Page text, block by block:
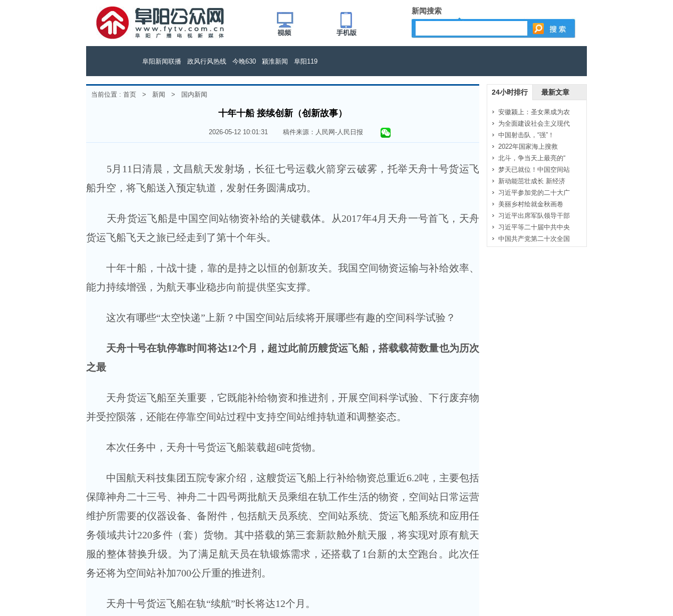
新闻搜索
阜阳新闻联播 政风行风热线 今晚630 颍淮新闻 阜阳119
当前位置 : 首页 > 新闻 > 国内新闻
十年十船 接续创新（创新故事）
2026-05-12 10:01:31 稿件来源：人民网-人民日报
5月11日清晨，文昌航天发射场，长征七号运载火箭穿云破雾，托举天舟十号货运飞
船升空，将飞船送入预定轨道，发射任务圆满成功。
天舟货运飞船是中国空间站物资补给的关键载体。从2017年4月天舟一号首飞，天舟
货运飞船飞天之旅已经走到了第十个年头。
十年十船，十战十捷，靠的是持之以恒的创新攻关。我国空间物资运输与补给效率、
能力持续增强，为航天事业稳步向前提供坚实支撑。
这次有哪些“太空快递”上新？中国空间站后续将开展哪些有趣的空间科学试验？
天舟十号在轨停靠时间将达12个月，超过此前历艘货运飞船，搭载载荷数量也为历次
之最
天舟货运飞船至关重要，它既能补给物资和推进剂，开展空间科学试验、下行废弃物
并受控陨落，还能在停靠空间站过程中支持空间站维持轨道和调整姿态。
本次任务中，天舟十号货运飞船装载超6吨货物。
中国航天科技集团五院专家介绍，这艘货运飞船上行补给物资总重近6.2吨，主要包括
保障神舟二十三号、神舟二十四号两批航天员乘组在轨工作生活的物资，空间站日常运营
维护所需要的仪器设备、备附件，包括航天员系统、空间站系统、货运飞船系统和应用任
务领域共计220多件（套）货物。其中搭载的第三套新款舱外航天服，将实现对原有航天
服的整体替换升级。为了满足航天员在轨锻炼需求，还搭载了1台新的太空跑台。此次任
务还将为空间站补加700公斤重的推进剂。
天舟十号货运飞船在轨“续航”时长将达12个月。
24小时排行 最新文章
安徽颍上：圣女果成为农
为全面建设社会主义现代
中国射击队，“强”！
2022年国家海上搜救
北斗，争当天上最亮的“
梦天已就位！中国空间站
新动能茁壮成长 新经济
习近平参加党的二十大广
美丽乡村绘就金秋画卷
习近平出席军队领导干部
习近平等二十届中共中央
中国共产党第二十次全国